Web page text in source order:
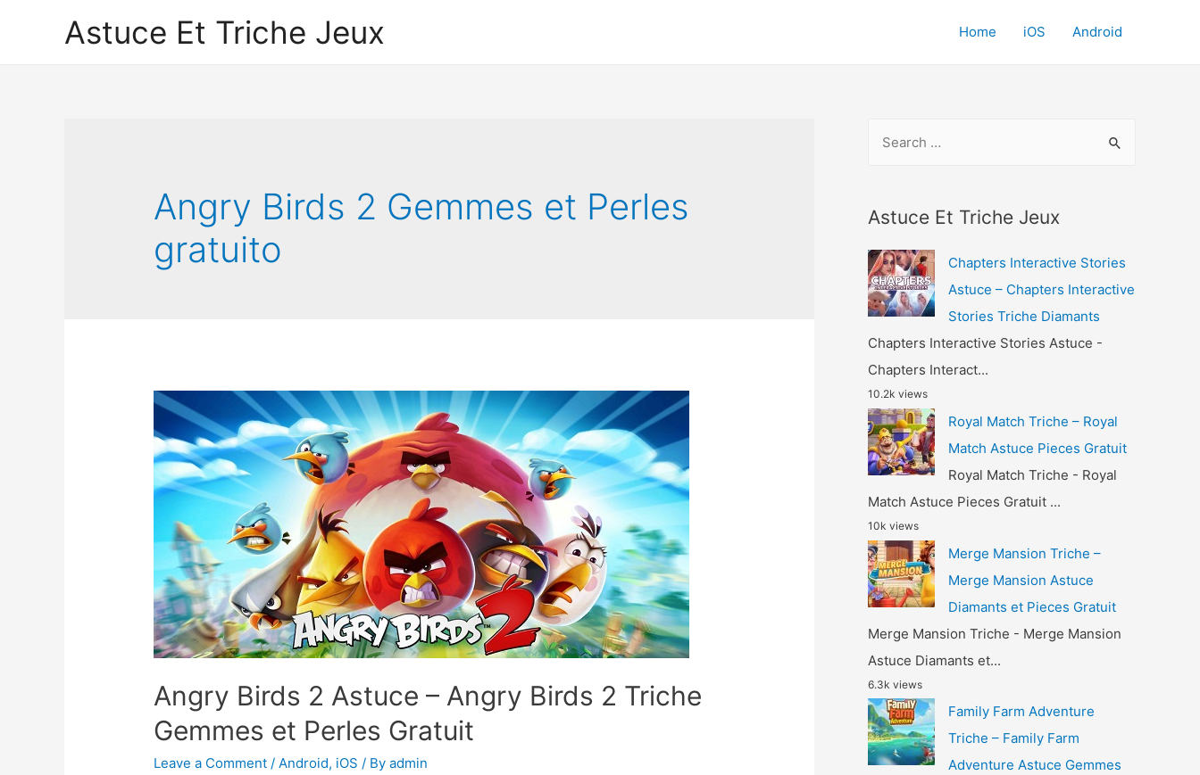
Astuce Et Triche Jeux Home iOS Android
Angry Birds 2 Gemmes et Perles
gratuito
Angry Birds 2 Astuce – Angry Birds 2 Triche
Gemmes et Perles Gratuit
Leave a Comment / Android, iOS / Byadmin
r
h
f
o
r
:
Astuce Et Triche Jeux
Chapters Interactive Stories
Astuce – Chapters Interactive
Stories Triche Diamants
Chapters Interactive Stories Astuce -
Chapters Interact...
10.2k views
Royal Match Triche – Royal
Match Astuce Pieces Gratuit
Royal Match Triche - Royal
Match Astuce Pieces Gratuit ...
10k views
Merge Mansion Triche –
Merge Mansion Astuce
Diamants et Pieces Gratuit
Merge Mansion Triche - Merge Mansion
Astuce Diamants et...
6.3k views
Family Farm Adventure
Triche – Family Farm
Adventure Astuce Gemmes